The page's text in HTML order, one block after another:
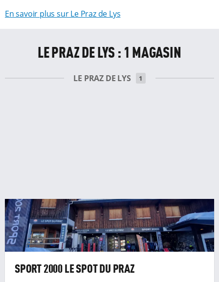
En savoir plus sur Le Praz de Lys
LE PRAZ DE LYS : 1 MAGASIN
LE PRAZ DE LYS 1
SPORT 2000 LE SPOT DU PRAZ